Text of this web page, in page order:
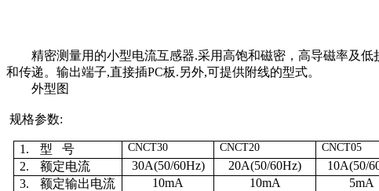
精密测量用的小型电流互感器.采用高饱和磁密，高导磁率及
和传递。输出端子,直接插PC板.另外,可提供附线的型式。
外型图
规格参数:
1. 型 号 CNCT30 CNCT20 CNCT05
2. 额定电流 30A(50/60Hz) 20A(50/60Hz) 10A(50/
3.
额定输出电流 10mA 10mA 5mA